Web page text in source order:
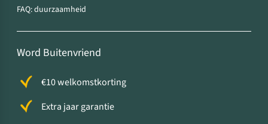
FAQ: duurzaamheid
Word Buitenvriend
€10 welkomstkorting
Extra jaar garantie